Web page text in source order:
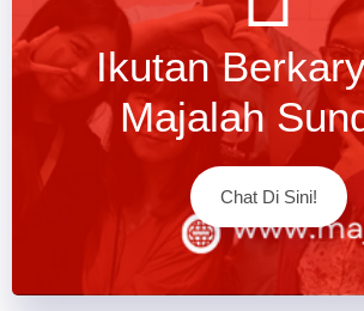
Ikutan
Majalah
Chat Di Sini!